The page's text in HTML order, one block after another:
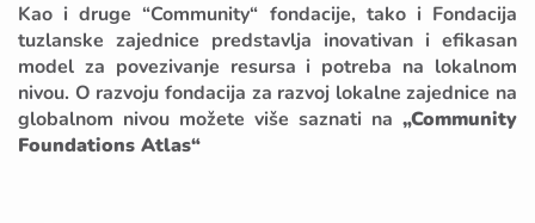
Kao i druge “Community“ fondacije, tako i Fondacija
tuzlanske zajednice predstavlja inovativan i efikasan
model za povezivanje resursa i potreba na lokalnom
nivou. O razvoju fondacija za razvoj lokalne zajednice na
globalnom nivou možete više saznati na „Community
Foundations Atlas“